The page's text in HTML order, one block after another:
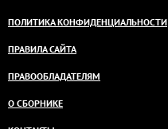
ПОЛИТИКА КОНФИДЕНЦИАЛЬНОСТИ
ПРАВИЛА САЙТА
ПРАВООБЛАДАТЕЛЯМ
О СБОРНИКЕ